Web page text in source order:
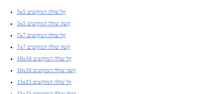
5x5 קל שולה המוקשים
5x5 קשה שולה המוקשים
7x7 קל שולה המוקשים
7x7 קשה שולה המוקשים
10x10 קל שולה המוקשים
10x10 קשה שולה המוקשים
15x15 קל שולה המוקשים